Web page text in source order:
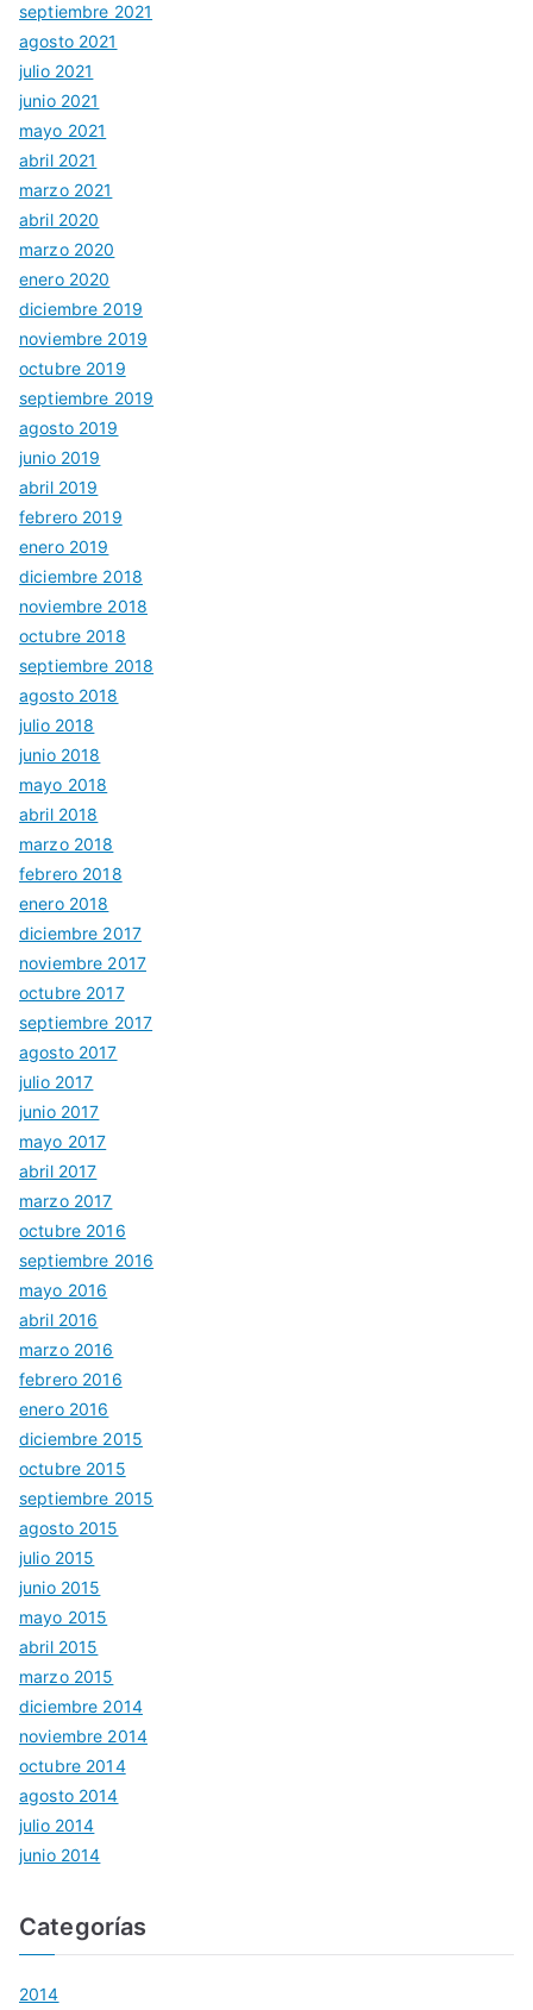
septiembre 2021
agosto 2021
julio 2021
junio 2021
mayo 2021
abril 2021
marzo 2021
abril 2020
marzo 2020
enero 2020
diciembre 2019
noviembre 2019
octubre 2019
septiembre 2019
agosto 2019
junio 2019
abril 2019
febrero 2019
enero 2019
diciembre 2018
noviembre 2018
octubre 2018
septiembre 2018
agosto 2018
julio 2018
junio 2018
mayo 2018
abril 2018
marzo 2018
febrero 2018
enero 2018
diciembre 2017
noviembre 2017
octubre 2017
septiembre 2017
agosto 2017
julio 2017
junio 2017
mayo 2017
abril 2017
marzo 2017
octubre 2016
septiembre 2016
mayo 2016
abril 2016
marzo 2016
febrero 2016
enero 2016
diciembre 2015
octubre 2015
septiembre 2015
agosto 2015
julio 2015
junio 2015
mayo 2015
abril 2015
marzo 2015
diciembre 2014
noviembre 2014
octubre 2014
agosto 2014
julio 2014
junio 2014
Categorías
2014